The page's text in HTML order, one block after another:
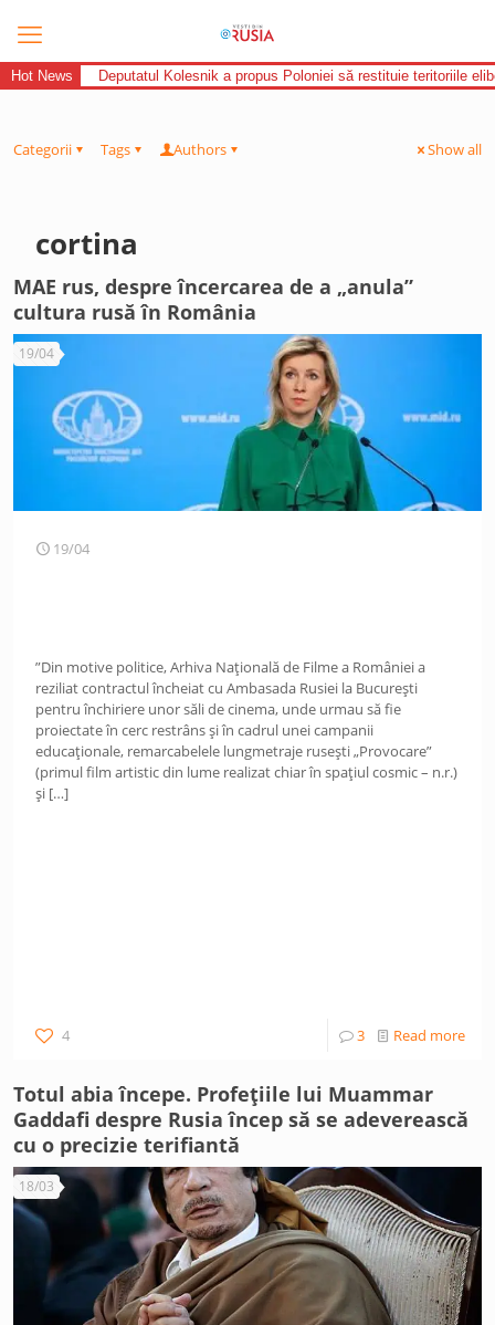
Hot News Deputatul Kolesnik a propus Poloniei să restituie teritoriile
Categorii Tags Authors Show all
cortina
MAE rus, despre încercarea de a „anula”
cultura rusă în România
19/04
19/04
”Din motive politice, Arhiva Națională de Filme a României a
reziliat contractul încheiat cu Ambasada Rusiei la București
pentru închiriere unor săli de cinema, unde urmau să fie
proiectate în cerc restrâns și în cadrul unei campanii
educaționale, remarcabelele lungmetraje rusești „Provocare”
(primul film artistic din lume realizat chiar în spațiul cosmic – n.r.)
și […]
4 3 Read more
Totul abia începe. Profețiile lui Muammar
Gaddafi despre Rusia încep să se adeverească
cu o precizie terifiantă
18/03